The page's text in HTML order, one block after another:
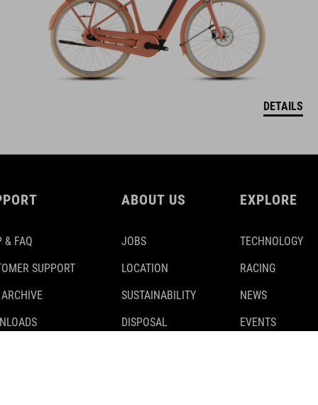
DETAILS
& FAQ
SUPPORT
ABOUT US
JOBS
LOCATION
SUSTAINABILITY
DISPOSAL
EXPLORE
TECHNOLOGY
RACING
NEWS
EVENTS